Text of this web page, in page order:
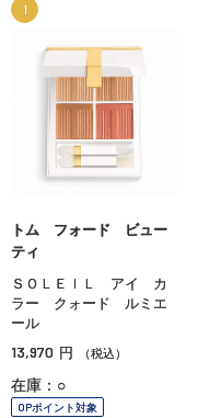
1
トム フォード ビュー
ティ
ＳＯＬＥＩＬ アイ カ
ラー クォード ルミエ
ール
13,970 円 （税込）
在庫：○
OPポイント対象